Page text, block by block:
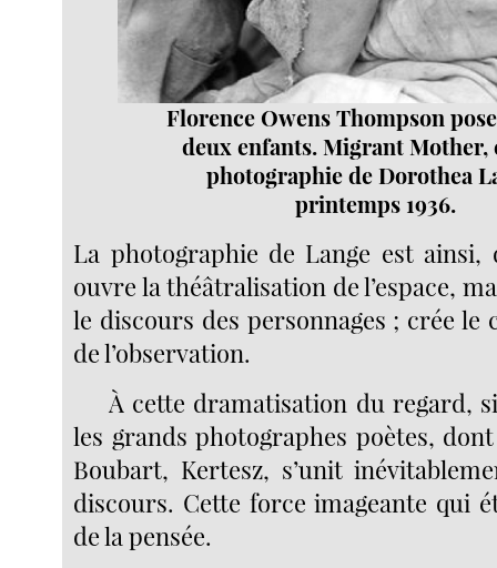
Florence Owens Thompson
deux enfants. Migrant Mother,
photographie de Dorothea
printemps 1936.
La photographie de Lange est ainsi,
ouvre la théâtralisation de l’espace,
le discours des personnages ; crée le
de l’observation.
À cette dramatisation du regard,
les grands photographes poètes,
Boubart, Kertesz, s’unit
discours. Cette force imageante qui
de la pensée.